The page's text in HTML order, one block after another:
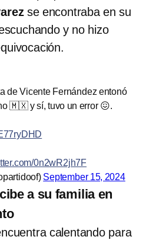
se encontraba en su
y no hizo
de Vicente Fernández entonó
🇲🇽 y sí, tuvo un error 😖.
0n2wR2jh7F
September 15, 2024
a su familia en
calentando para